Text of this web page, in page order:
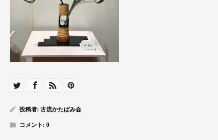
投稿者: 古流かたばみ会
コメント: 0